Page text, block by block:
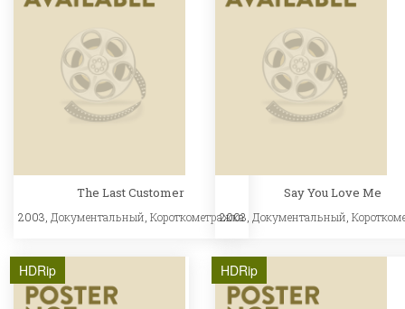
The Last Customer
2003, Документальный, Короткометражка
Say You Love Me
2003,Документальный,
HDRip HDRip